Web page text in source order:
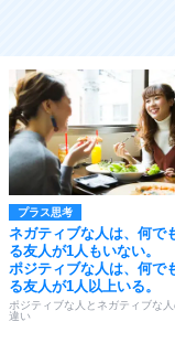
プラス思考
ネガティブな人は、何で
る友人が1人もいない。
ポジティブな人は、何で
る友人が1人以上いる。
ポジティブな人とネガティブな
違い